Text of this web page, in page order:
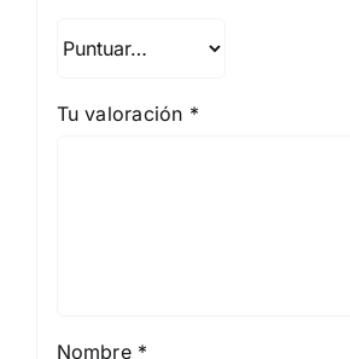
Tu valoración *
Nombre *